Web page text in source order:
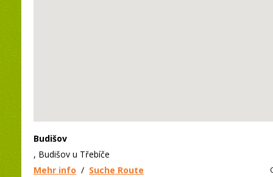
Budišov
, Budišov u Třebíče
Mehr info / Suche Route